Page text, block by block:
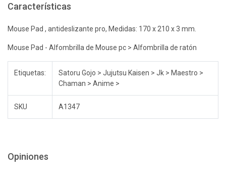
Características
Mouse Pad , antideslizante pro, Medidas: 170 x 210 x 3 mm.
Mouse Pad - Alfombrilla de Mouse pc > Alfombrilla de ratón
Etiquetas:
Satoru Gojo > Jujutsu Kaisen > Jk > Maestro >
Chaman > Anime >
SKU A1347
Opiniones